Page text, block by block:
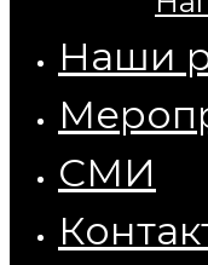
Наши
СМИ